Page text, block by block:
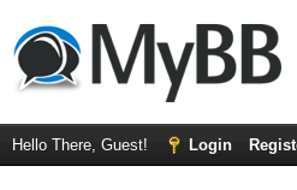
Hello There, Guest! Login